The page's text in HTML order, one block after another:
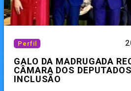
Perfil
GALO DA MADRUGADA
CÂMARA DOS
INCLUSÃO